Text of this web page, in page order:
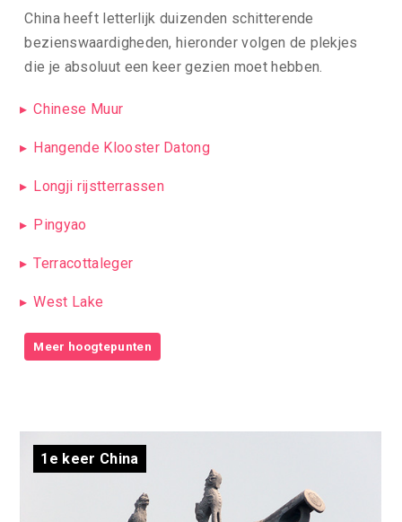
China heeft letterlijk duizenden schitterende
bezienswaardigheden, hieronder volgen de plekjes
die je absoluut een keer gezien moet hebben.
Chinese Muur
Hangende Klooster Datong
Longji rijstterrassen
Pingyao
Terracottaleger
West Lake
Meer hoogtepunten
1e keer China